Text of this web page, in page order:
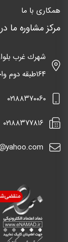
همکاری با ما
مرکز مشاوره ما
شهرك غرب
١٦٤طبقه دوم واحد ٧ (بالاي داروخانه پرسيان)
٠٢١٨٨٣٧٠٠٦٠
٠٢١٨٨٣٧٧٨١٦